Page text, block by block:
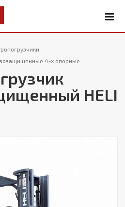
4-х опорные
HELI